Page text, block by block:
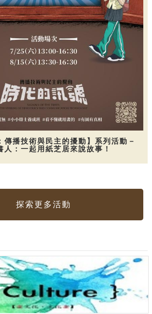
傳播技術與民主的擾動】系列活動－
人：一起用紙芝居來說故事！
探索更多活動